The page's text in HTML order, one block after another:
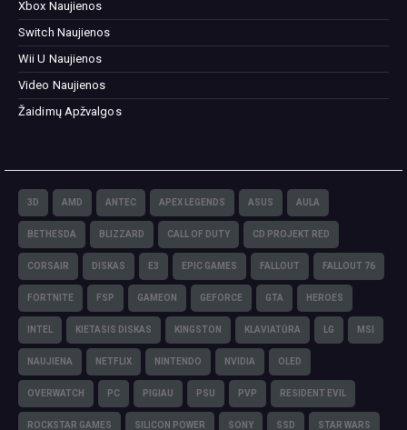
Xbox Naujienos
Switch Naujienos
Wii U Naujienos
Video Naujienos
Žaidimų Apžvalgos
3D AMD ANTEC APEX LEGENDS ASUS AULA
BETHESDA BLIZZARD CALL OF DUTY CD PROJEKT RED
CORSAIR DISKAS E3 EPIC GAMES FALLOUT FALLOUT 76
FORTNITE FSP GAMEON GEFORCE GTA HEROES
INTEL KIETASIS DISKAS KINGSTON KLAVIATŪRA LG MSI
NAUJIENA NETFLIX NINTENDO NVIDIA OLED
OVERWATCH PC PIGIAU PSU PVP RESIDENT EVIL
ROCKSTAR GAMES SILICON POWER SONY SSD STAR WARS